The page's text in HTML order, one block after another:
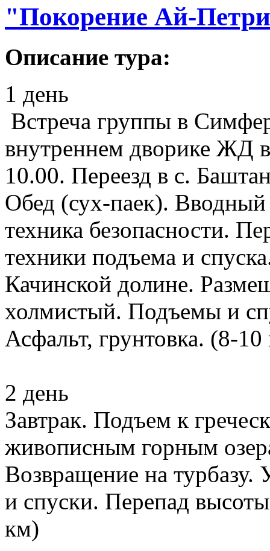
"Покорение Ай-
Описание тура:
1 день
Встреча группы в
внутреннем дворике ЖД
10.00. Переезд в с.
Обед (сух-паек).
техника безопасности.
техники подъема и
Качинской долине.
холмистый. Подъемы и
Асфальт, грунтовка. (8-
2 день
Завтрак. Подъем к
живописным горным
Возвращение на
и спуски. Перепад
км)